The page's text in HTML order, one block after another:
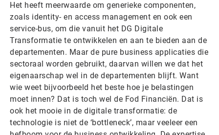
Het heeft meerwaarde om generieke componenten,
zoals identity- en access management en ook een
service-bus, om die vanuit het DG Digitale
Transformatie te ontwikkelen en aan te bieden aan de
departementen. Maar de pure business applicaties die
sectoraal worden gebruikt, daarvan willen we dat het
eigenaarschap wel in de departementen blijft. Want
wie weet bijvoorbeeld het beste hoe je belastingen
moet innen? Dat is toch wel de Fod Financiën. Dat is
ook het mooie in de digitale transformatie: de
technologie is niet de ‘bottleneck’, maar veeleer een